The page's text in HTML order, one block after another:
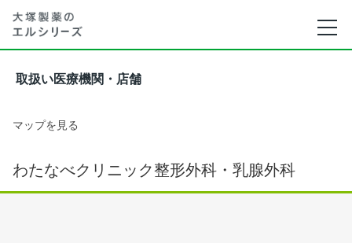
取扱い医療機関・店舗
マップを見る
わたなべクリニック整形外科・乳腺外科